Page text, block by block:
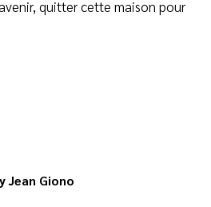
quitter cette maison pour
Jean Giono